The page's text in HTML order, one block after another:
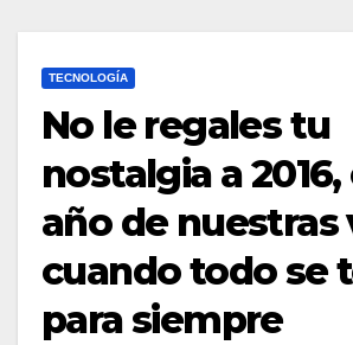
TECNOLOGÍA
No le regales tu
nostalgia a
año de nuestras
cuando todo se
para siempre